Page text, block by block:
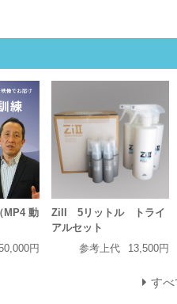
MP4 動
円
ZiII 5リットル トライ
アルセット
参考上代
13,500円
すべ